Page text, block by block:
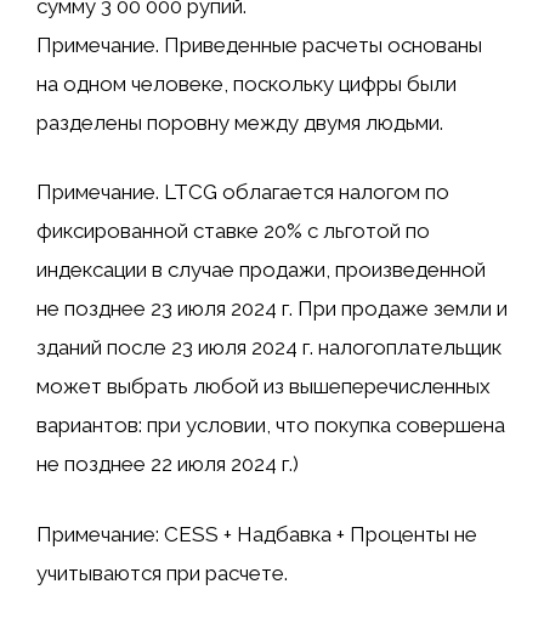
сумму 3 00 000 рупий.
Примечание. Приведенные расчеты основаны
на одном человеке, поскольку цифры были
разделены поровну между двумя людьми.
Примечание. LTCG облагается налогом по
фиксированной ставке 20% с льготой по
индексации в случае продажи, произведенной
не позднее 23 июля 2024 г. При продаже земли и
зданий после 23 июля 2024 г. налогоплательщик
может выбрать любой из вышеперечисленных
вариантов: при условии, что покупка совершена
не позднее 22 июля 2024 г.)
Примечание: CESS + Надбавка + Проценты не
учитываются при расчете.